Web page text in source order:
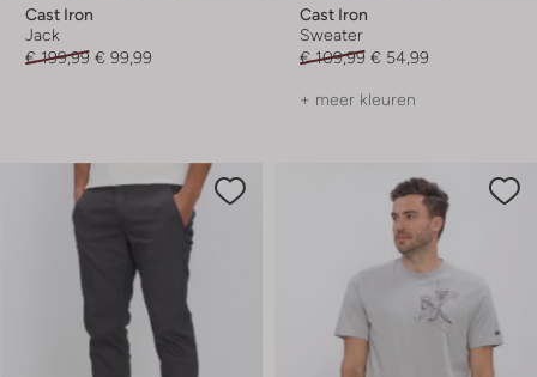
Cast Iron
Jack
€ 199,99 € 99,99
Cast Iron
Sweater
€ 109,99 € 54,99
+ meer kleuren